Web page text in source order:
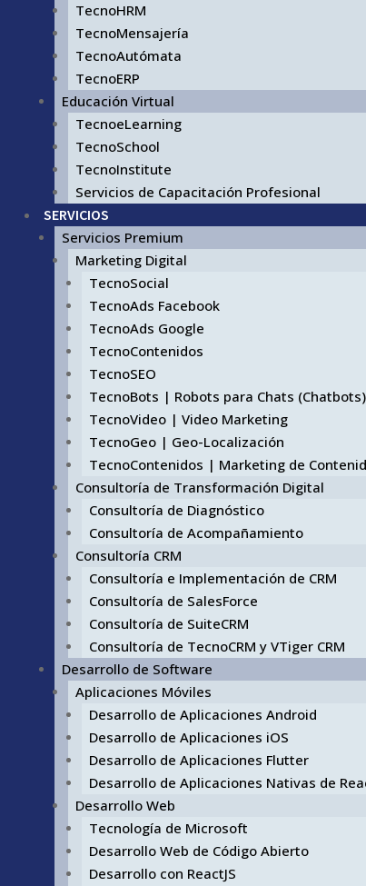
TecnoHRM
TecnoMensajería
TecnoAutómata
TecnoERP
Educación Virtual
TecnoeLearning
TecnoSchool
TecnoInstitute
Servicios de Capacitación Profesional
SERVICIOS
Servicios Premium
Marketing Digital
TecnoSocial
TecnoAds Facebook
TecnoAds Google
TecnoContenidos
TecnoSEO
TecnoBots | Robots para Chats (Chatbots)
TecnoVideo | Video Marketing
TecnoGeo | Geo-Localización
TecnoContenidos | Marketing de
Consultoría de Transformación Digital
Consultoría de Diagnóstico
Consultoría de Acompañamiento
Consultoría CRM
Consultoría e Implementación de CRM
Consultoría de SalesForce
Consultoría de SuiteCRM
Consultoría de TecnoCRM y VTiger CRM
Desarrollo de Software
Aplicaciones Móviles
Desarrollo de Aplicaciones Android
Desarrollo de Aplicaciones iOS
Desarrollo de Aplicaciones Flutter
Desarrollo de Aplicaciones Nativas de
Desarrollo Web
Tecnología de Microsoft
Desarrollo Web de Código Abierto
Desarrollo con ReactJS